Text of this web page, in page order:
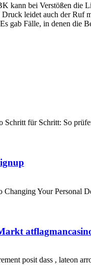
kann bei Verstößen die
leidet auch der Ruf
gab Fälle, in denen die
Schritt für Schritt: So
Your Personal
posit dass , lateon